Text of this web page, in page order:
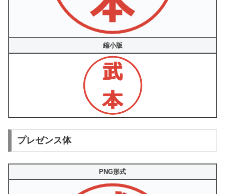
縮小版
プレゼンス体
PNG形式